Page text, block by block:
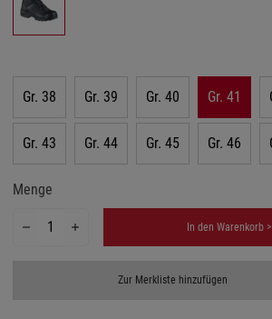
Gr. 38 Gr. 39 Gr. 40 Gr. 41
Gr. 43 Gr. 44 Gr. 45 Gr. 46
Menge
In den Warenkorb
Zur Merkliste hinzufügen